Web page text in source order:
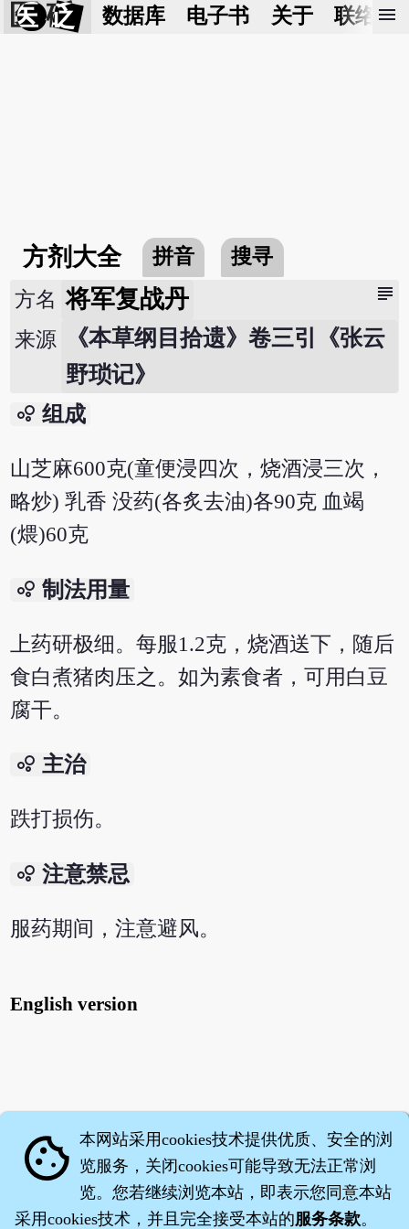
医 砭 数据库 电子书 关于 联络我
menu
方剂大全 拼音 搜寻
subject
方名 将军复战丹
来源
《本草纲目拾遗》卷三引《张云
野琐记》
bubble_chart 组成
山芝麻600克(童便浸四次，烧酒浸三次，
略炒) 乳香 没药(各炙去油)各90克 血竭
(煨)60克
bubble_chart 制法用量
上药研极细。每服1.2克，烧酒送下，随后
食白煮猪肉压之。如为素食者，可用白豆
腐干。
bubble_chart 主治
跌打损伤。
bubble_chart 注意禁忌
服药期间，注意避风。
English version
cookie 本网站采用cookies技术提供优质、安全的浏
览服务，关闭cookies可能导致无法正常浏
览。您若继续浏览本站，即表示您同意本站
采用cookies技术，并且完全接受本站的服务条款。